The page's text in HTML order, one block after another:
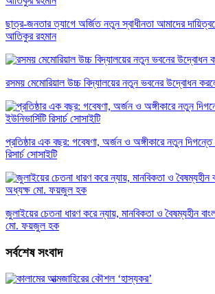
ছাত্র-জনতার ত্যাগে অর্জিত নতুন স্বাধীনতা আমাদের
আতিকুর রহমান
রসময় মেমোরিয়াল উচ্চ বিদ্যালয়ের নতুন ভবনের উদ্বোধন
প্রতিষ্ঠার এক বছর: গবেষণা, অর্জন ও অঙ্গীকারে নতুন দিগন্তে
রিসার্চ সোসাইটি
জুলাইয়ের চেতনা ধারণ করে ন্যায়, মানবিকতা ও বৈষম্যহীন
মো. ফয়জুল হক
সর্বশেষ সংবাদ